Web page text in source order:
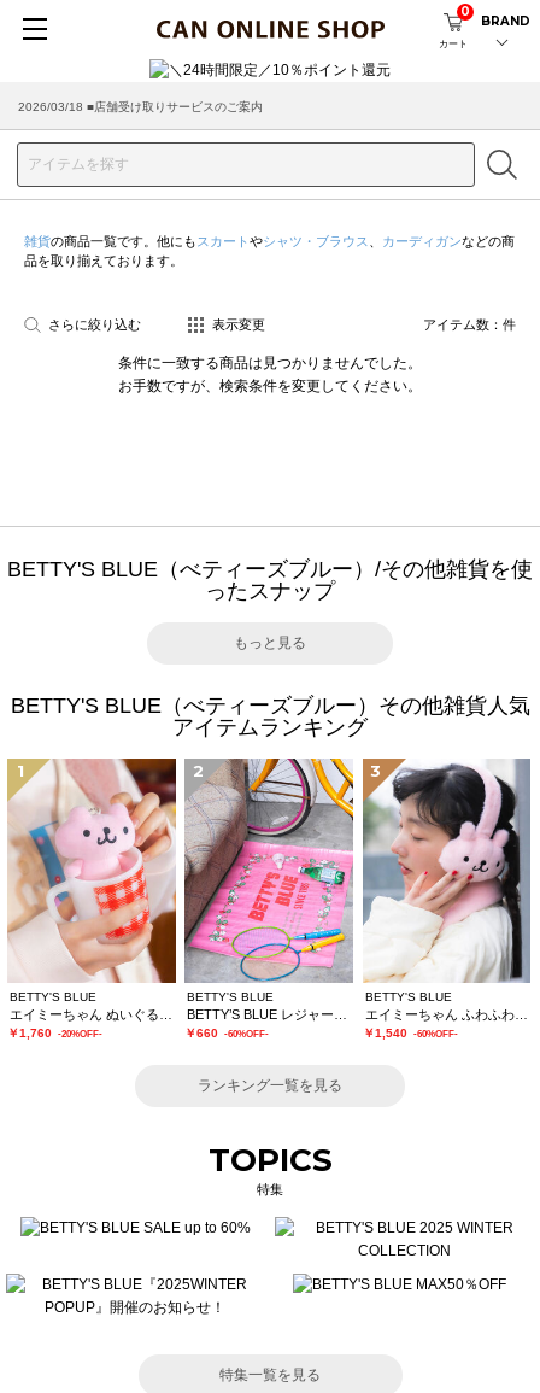
カート
0
BRAND
2026/08/04 ■8/13(木)AM2:00～サイトメンテナンス実施のお知らせ
2026/03/18 ■店舗受け取りサービスのご案内
雑貨の商品一覧です。他にも スカート やシャツ・ブラウス カーディガンなどの商
品を取り揃えております。
さらに絞り込む 表示変更 アイテム数： 件
条件に一致する商品は見つかりませんでした。
お手数ですが、検索条件を変更してください。
BETTY'S BLUE（べティーズブルー）/その他雑貨を使
ったスナップ
もっと見る
BETTY'S BLUE（べティーズブルー）その他雑貨人気
アイテムランキング
1
BETTY'S BLUE
￥1,760 -20%OFF-
2
BETTY'S BLUE
￥660 -60%OFF-
3
BETTY'S BLUE
エイミーちゃん ふわふわイヤーマフ
￥1,540 -60%OFF-
ランキング一覧を見る
TOPICS
特集
特集一覧を見る